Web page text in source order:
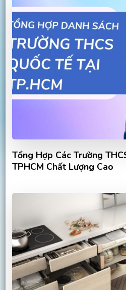
Tổng Hợp Các Trường
TPHCM Chất Lượng Cao